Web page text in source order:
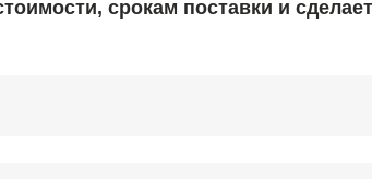
срокам поставки и